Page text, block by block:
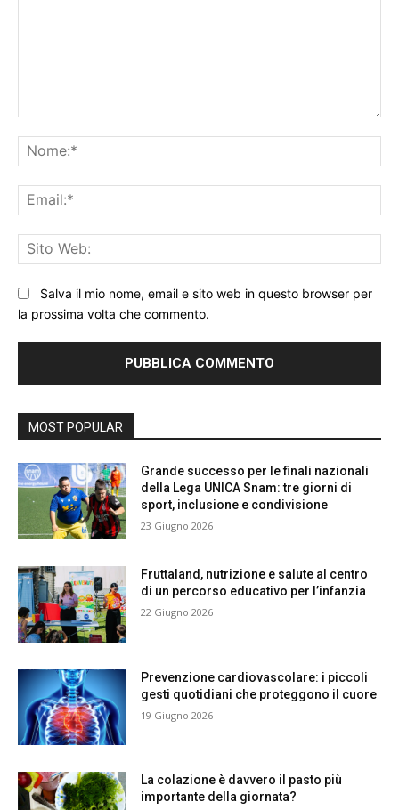
Salva il mio nome, email e sito web in questo browser per
la prossima volta che commento.
MOST POPULAR
Grande successo per le finali nazionali
della Lega UNICA Snam: tre giorni di
sport, inclusione e condivisione
23 Giugno 2026
Fruttaland, nutrizione e salute al centro
di un percorso educativo per l’infanzia
22 Giugno 2026
Prevenzione cardiovascolare: i piccoli
gesti quotidiani che proteggono il cuore
19 Giugno 2026
La colazione è davvero il pasto più
importante della giornata?